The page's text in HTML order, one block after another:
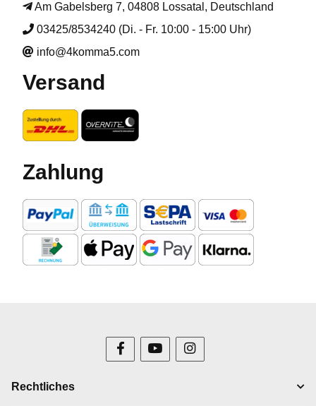
Am Gabelsberg 7, 04808 Lossatal, Deutschland
03425/8534240 (Di. - Fr. 10:00 - 15:00 Uhr)
info@4komma5.com
Versand
Zahlung
Rechtliches